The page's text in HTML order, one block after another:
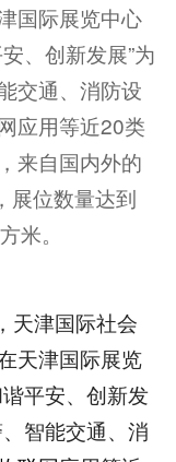
国际展览中心
、创新发展”为
交通、消防设
应用等近20类
来自国内外的
展位数量达到
米。
津国际社会
天津国际展览
平安、创新发
智能交通、消